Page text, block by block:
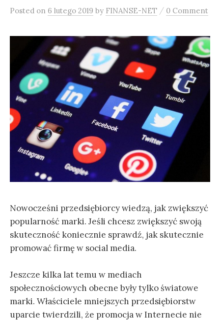
j
:
Posted on 6 lutego 2019 by FINANSE-NET / 0 Comment
Nowocześni przedsiębiorcy wiedzą, jak zwiększyć
popularność marki. Jeśli chcesz zwiększyć swoją
skuteczność koniecznie sprawdź, jak skutecznie
promować firmę w social media.
Jeszcze kilka lat temu w mediach
społecznościowych obecne były tylko światowe
marki. Właściciele mniejszych przedsiębiorstw
uparcie twierdzili, że promocja w Internecie nie